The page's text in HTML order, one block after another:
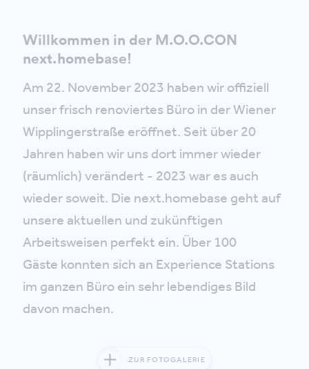
Willkommen in der M.O.O.CON
next.homebase!
Am 22. November 2023 haben wir offiziell
unser frisch renoviertes Büro in der Wiener
Wipplingerstraße eröffnet. Seit über 20
Jahren haben wir uns dort immer wieder
(räumlich) verändert - 2023 war es auch
wieder soweit. Die next.homebase geht auf
unsere aktuellen und zukünftigen
Arbeitsweisen perfekt ein. Über 100
Gäste konnten sich an Experience Stations
im ganzen Büro ein sehr lebendiges Bild
davon machen.
ZUR FOTOGALERIE